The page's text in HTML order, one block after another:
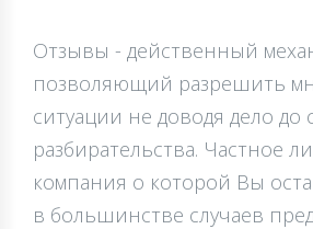
Отзывы - действенный
позволяющий разрешить
ситуации не доводя дело до
разбирательства. Частное
компания о которой Вы
в большинстве случаев